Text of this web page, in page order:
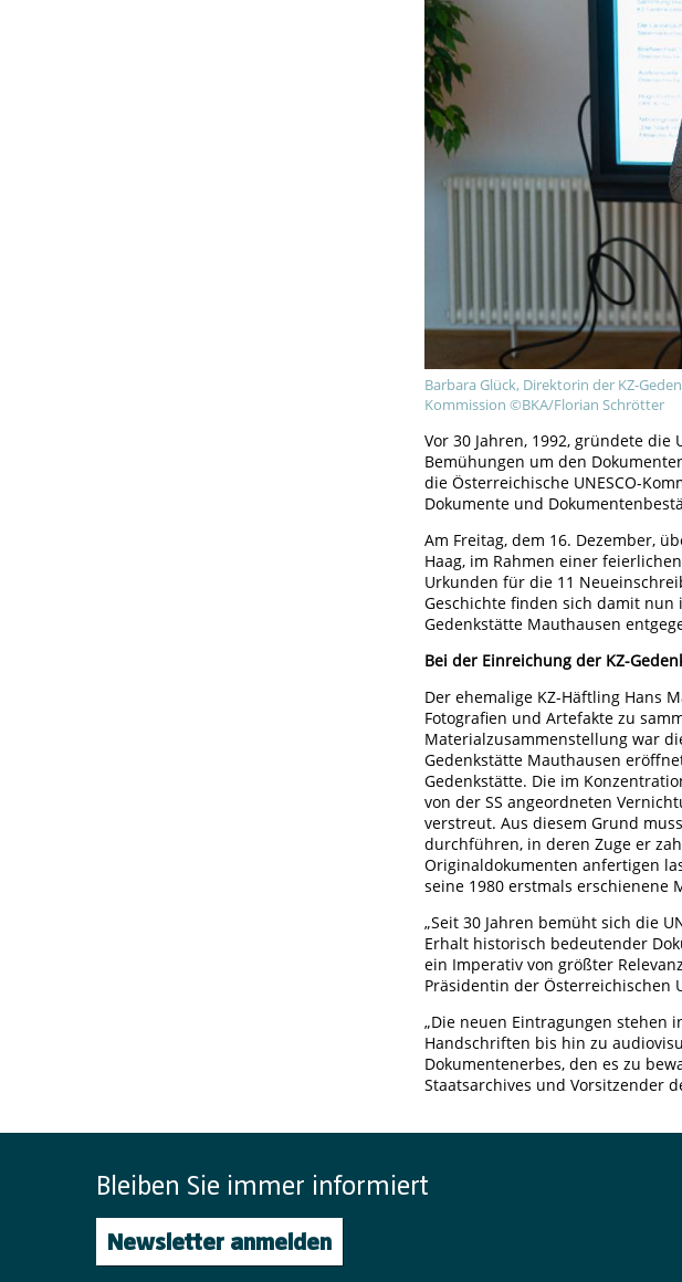
Barbara Glück, Direktorin der KZ-
Kommission ©BKA/Florian Schrötter
Vor 30 Jahren, 1992, gründete die
Bemühungen um den
die Österreichische UNESCO-
Dokumente und
Am Freitag, dem 16. Dezember,
Haag, im Rahmen einer
Urkunden für die 11
Geschichte finden sich damit
Gedenkstätte Mauthausen
Bei der Einreichung der KZ-
Der ehemalige KZ-Häftling Hans
Fotografien und Artefakte zu
Materialzusammenstellung war
Gedenkstätte Mauthausen
Gedenkstätte. Die im
von der SS angeordneten
verstreut. Aus diesem Grund
durchführen, in deren Zuge er
Originaldokumenten anfertigen
seine 1980 erstmals erschienene
„Seit 30 Jahren bemüht sich die
Erhalt historisch bedeutender
ein Imperativ von größter
Präsidentin der Österreichischen
„Die neuen Eintragungen
Handschriften bis hin zu
Dokumentenerbes, den es zu
Staatsarchives und Vorsitzender
Bleiben Sie immer informiert
Newsletter anmelden